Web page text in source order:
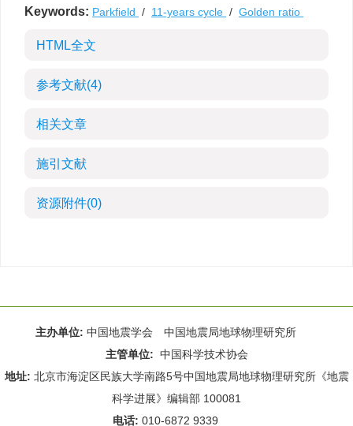
Keywords: Parkfield / 11-years cycle / Golden ratio
HTML全文
参考文献(4)
相关文章
施引文献
资源附件(0)
主办单位: 中国地震学会 中国地震局地球物理研究所
主管单位: 中国科学技术协会
地址: 北京市海淀区民族大学南路5号中国地震局地球物理研究所《地震
科学进展》编辑部 100081
电话: 010-6872 9339